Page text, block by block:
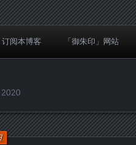
订阅本博客 「御朱印」网站